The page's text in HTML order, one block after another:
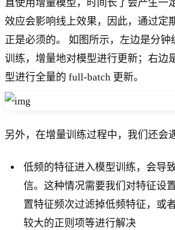
直使用增量模型，时间长了会产生一
效应会影响线上效果，因此，通过定
正是必须的。 如图所示，左边是分
训练，增量地对模型进行更新；右边
型进行全量的 full-batch 更新。
另外，在增量训练过程中，我们还会
低频的特征进入模型训练，会导
信。这种情况需要我们对特征设
置特征频次过滤掉低频特征，或
较大的正则项等进行解决